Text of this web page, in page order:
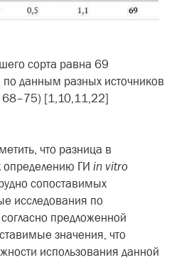
сорта равна 69
по данным разных источников
68–75) [1,10,11,22]
что разница в
определению ГИ in vitro
сопоставимых
исследования по
согласно предложенной
значения, что
использования данной